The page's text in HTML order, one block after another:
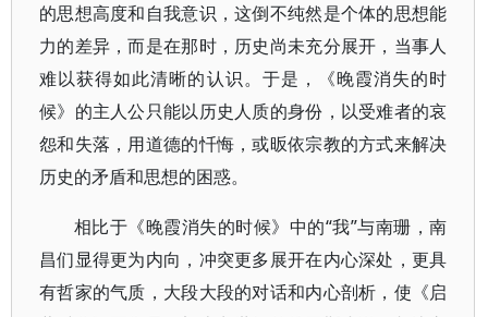
的思想高度和自我意识，这倒不纯然是个体的思想能
力的差异，而是在那时，历史尚未充分展开，当事人
难以获得如此清晰的认识。于是，《晚霞消失的时
候》的主人公只能以历史人质的身份，以受难者的哀
怨和失落，用道德的忏悔，或昄依宗教的方式来解决
历史的矛盾和思想的困惑。
相比于《晚霞消失的时候》中的“我”与南珊，南
昌们显得更为内向，冲突更多展开在内心深处，更具
有哲家的气质，大段大段的对话和内心剖析，使《启